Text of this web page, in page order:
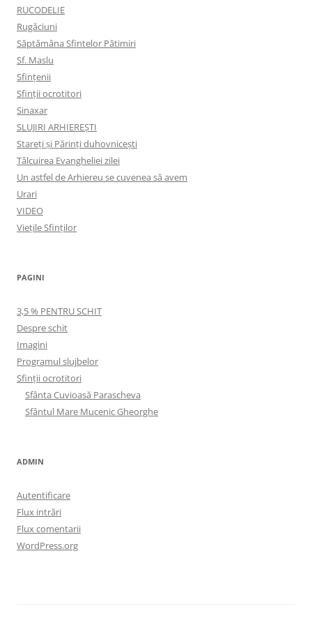
RUCODELIE
Rugăciuni
Săptămâna Sfintelor Pătimiri
Sf. Maslu
Sfințenii
Sfinții ocrotitori
Sinaxar
SLUJIRI ARHIEREȘTI
Stareți și Părinți duhovnicești
Tâlcuirea Evangheliei zilei
Un astfel de Arhiereu se cuvenea să avem
Urari
VIDEO
Viețile Sfinților
PAGINI
3,5 % PENTRU SCHIT
Despre schit
Imagini
Programul slujbelor
Sfinţii ocrotitori
Sfânta Cuvioasă Parascheva
Sfântul Mare Mucenic Gheorghe
ADMIN
Autentificare
Flux intrări
Flux comentarii
WordPress.org